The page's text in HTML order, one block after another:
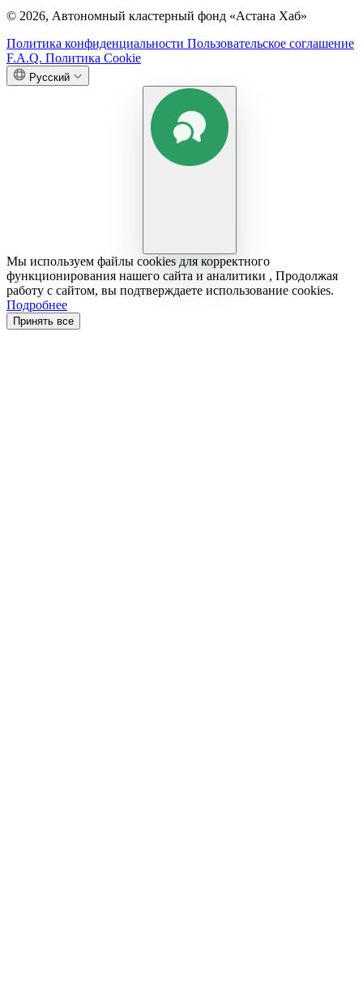
© 2026, Автономный кластерный фонд «Астана Хаб»
Политика конфиденциальности Пользовательское соглашение
F.A.Q. Политика Cookie
Русский
Мы используем файлы cookies для корректного
функционирования нашего сайта и аналитики , Продолжая
работу с сайтом, вы подтверждаете использование cookies.
Подробнее
Принять все